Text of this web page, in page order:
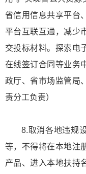
省信用信息共享平台
平台互联互通，减少
交投标材料。探索电
在线签订合同等业务
政厅、省市场监管局
责分工负责）
8.取消各地违规
等，不得将在本地注
产品、进入本地扶持